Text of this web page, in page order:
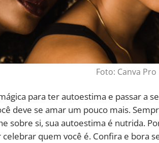
Foto: Canva Pro
para ter autoestima e passar a
deve se amar um pouco mais.
sobre si, sua autoestima é nutrida.
quem você é. Confira e bora